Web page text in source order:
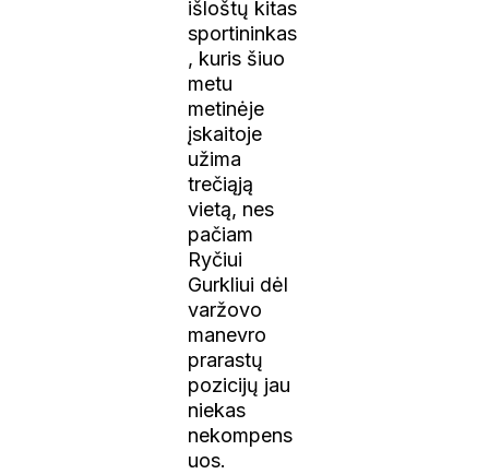
išloštų kitas
sportininkas
, kuris šiuo
metu
metinėje
įskaitoje
užima
trečiąją
vietą, nes
pačiam
Ryčiui
Gurkliui dėl
varžovo
manevro
prarastų
pozicijų jau
niekas
nekompens
uos.